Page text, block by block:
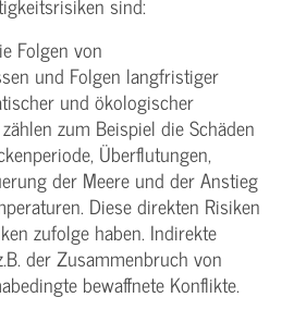
Folgen von
und Folgen langfristiger
und ökologischer
zum Beispiel die Schäden
Überflutungen,
der Meere und der Anstieg
Diese direkten Risiken
zufolge haben. Indirekte
der Zusammenbruch von
bewaffnete Konflikte.